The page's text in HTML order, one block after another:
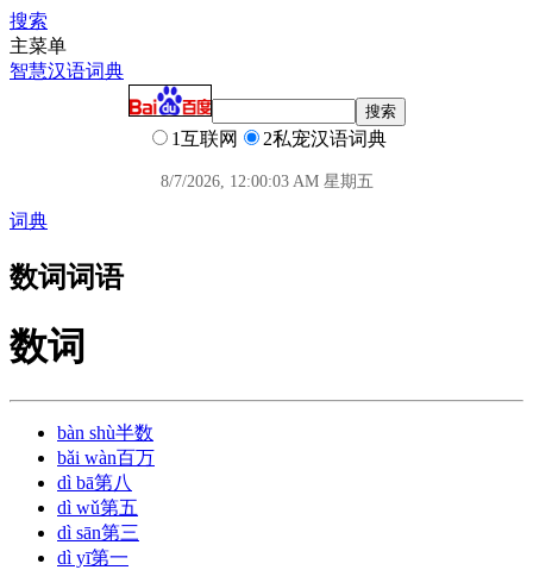
搜索
主菜单
智慧汉语词典
1互联网 2私宠汉语词典
8/7/2026, 12:00:03 AM 星期五
词典
数词词语
数词
bàn shù半数
bǎi wàn百万
dì bā第八
dì wǔ第五
dì sān第三
dì yī第一